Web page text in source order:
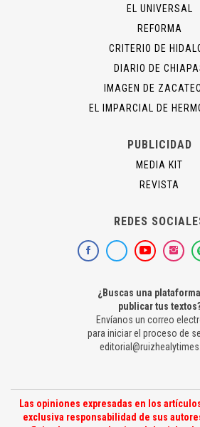
EL UNIVERSAL
REFORMA
CRITERIO DE
DIARIO DE
IMAGEN DE
EL IMPARCIAL DE
PUBLICIDAD
MEDIA KIT
REVISTA
REDES
¿Buscas una
publicar tus
Envíanos un correo
para iniciar el proceso de
Las opiniones expresadas en los
exclusiva responsabilidad de sus